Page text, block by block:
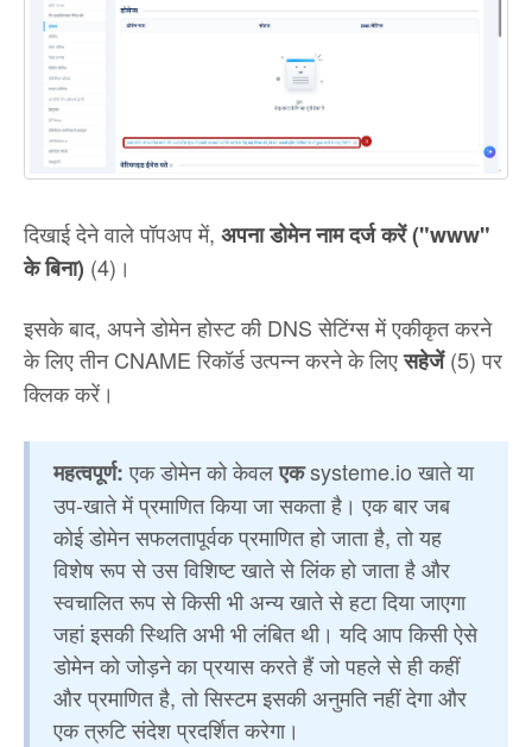
दिखाई देने वाले पॉपअप में, अपना डोमेन नाम दर्ज करें ("www"
के बिना) (4)।
इसके बाद, अपने डोमेन होस्ट की DNS सेटिंग्स में एकीकृत करने
के लिए तीन CNAME रिकॉर्ड उत्पन्न करने के लिएसहेजें(5) पर
क्लिक करें।
महत्वपूर्ण:एक डोमेन को केवलएकsysteme.io खाते या
उप-खाते में प्रमाणित किया जा सकता है। एक बार जब
कोई डोमेन सफलतापूर्वक प्रमाणित हो जाता है, तो यह
विशेष रूप से उस विशिष्ट खाते से लिंक हो जाता है और
स्वचालित रूप से किसी भी अन्य खाते से हटा दिया जाएगा
जहां इसकी स्थिति अभी भी लंबित थी। यदि आप किसी ऐसे
डोमेन को जोड़ने का प्रयास करते हैं जो पहले से ही कहीं
और प्रमाणित है, तो सिस्टम इसकी अनुमति नहीं देगा और
एक त्रुटि संदेश प्रदर्शित करेगा।